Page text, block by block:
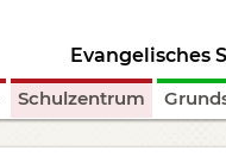
Evangelisches
Schulzentrum